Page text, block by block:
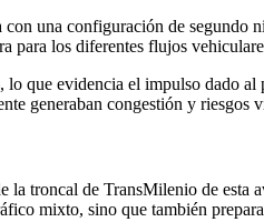
con una configuración de segundo
para los diferentes flujos
que evidencia el impulso dado
generaban congestión y riesgos
troncal de TransMilenio de esta
mixto, sino que también